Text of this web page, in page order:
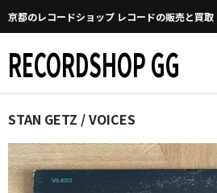
京都のレコードショップ レコードの販売と買取
RECORDSHOP GG
Home
マイページ
GGについて
STAN GETZ / VOICES